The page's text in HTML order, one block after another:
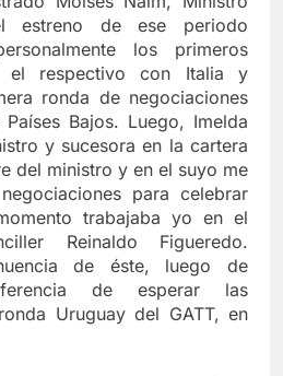
estreno de ese periodo
los primeros
el respectivo con Italia y
ronda de negociaciones
Bajos. Luego, Imelda
y sucesora en la cartera
del ministro y en el suyo me
para celebrar
trabajaba yo en el
Reinaldo Figueredo.
de éste, luego de
de esperar las
Uruguay del GATT, en